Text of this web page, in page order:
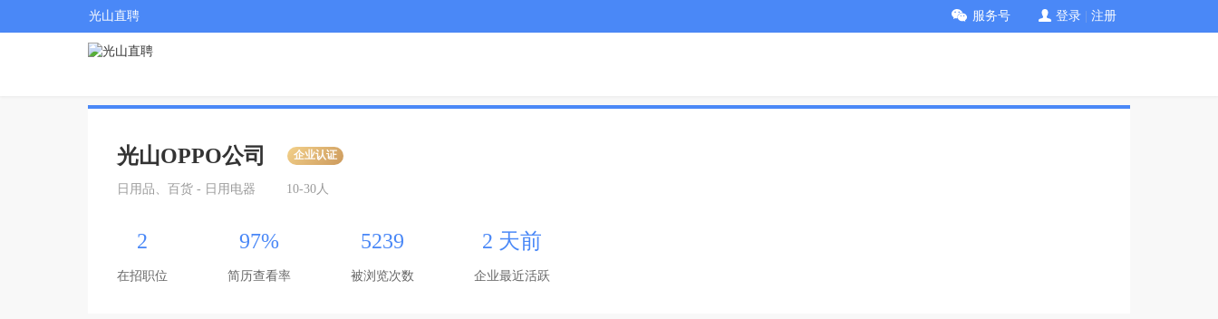
光山直聘 服务号 登录 注册
光山OPPO公司 企业认证
日用品、百货 - 日用电器 10-30人
2
在招职位
97%
简历查看率
5239
被浏览次数
2 天前
企业最近活跃